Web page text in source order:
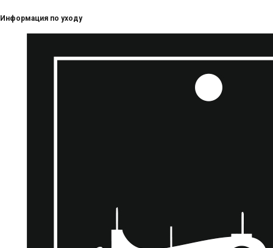
Информация по уходу